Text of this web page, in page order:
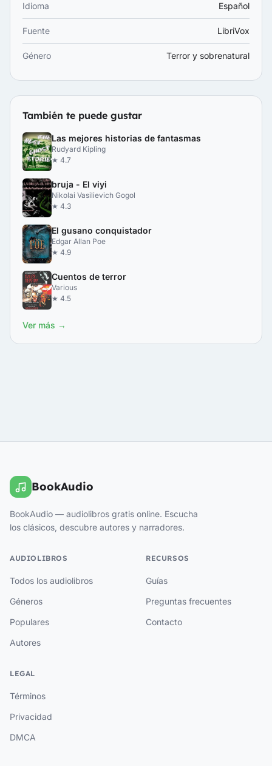
Idioma Español
Fuente LibriVox
Género Terror y sobrenatural
También te puede gustar
Las mejores historias de fantasmas
Rudyard Kipling
★ 4.7
bruja - El viyi
Nikolai Vasilievich Gogol
★ 4.3
El gusano conquistador
Edgar Allan Poe
★ 4.9
Cuentos de terror
Various
★ 4.5
Ver más →
BookAudio
BookAudio — audiolibros gratis online. Escucha
los clásicos, descubre autores y narradores.
AUDIOLIBROS
Todos los audiolibros
Géneros
Populares
Autores
RECURSOS
Guías
Preguntas frecuentes
Contacto
LEGAL
Términos
Privacidad
DMCA